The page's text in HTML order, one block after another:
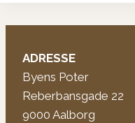
ADRESSE
Byens Poter
Reberbansgade 22
9000 Aalborg